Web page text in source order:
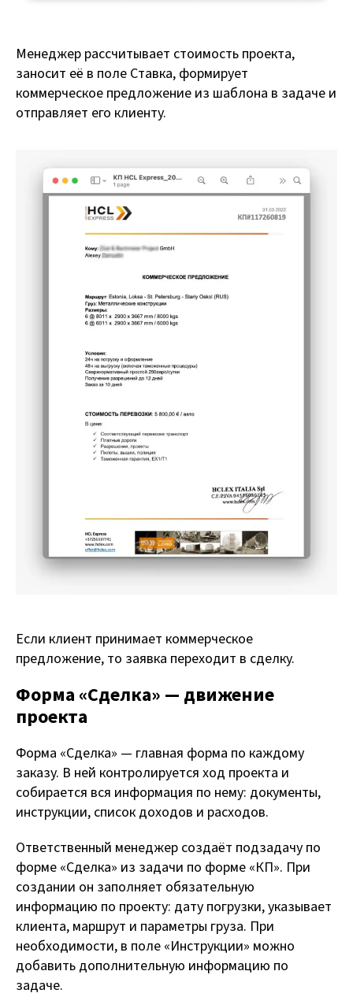
Менеджер рассчитывает стоимость проекта,
заносит её в поле Ставка, формирует
коммерческое предложение из шаблона в задаче и
отправляет его клиенту.
Если клиент принимает коммерческое
предложение, то заявка переходит в сделку.
Форма «Сделка» — движение
проекта
Форма «Сделка» — главная форма по каждому
заказу. В ней контролируется ход проекта и
собирается вся информация по нему: документы,
инструкции, список доходов и расходов.
Ответственный менеджер создаёт подзадачу по
форме «Сделка» из задачи по форме «КП». При
создании он заполняет обязательную
информацию по проекту: дату погрузки, указывает
клиента, маршрут и параметры груза. При
необходимости, в поле «Инструкции» можно
добавить дополнительную информацию по
задаче.